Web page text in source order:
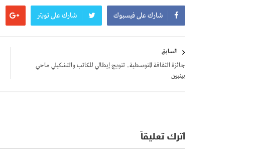
شارك على فيسبوك شارك على تويتر
المقالات
السابق
جائزة الثقافة المتوسطية.. تتويج إيطالي للكاتب والتشكيلي ماحي
بينبين
اترك تعليقاً